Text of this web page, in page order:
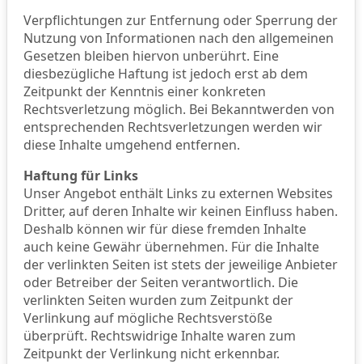
Verpflichtungen zur Entfernung oder Sperrung der
Nutzung von Informationen nach den allgemeinen
Gesetzen bleiben hiervon unberührt. Eine
diesbezügliche Haftung ist jedoch erst ab dem
Zeitpunkt der Kenntnis einer konkreten
Rechtsverletzung möglich. Bei Bekanntwerden von
entsprechenden Rechtsverletzungen werden wir
diese Inhalte umgehend entfernen.
Haftung für Links
Unser Angebot enthält Links zu externen Websites
Dritter, auf deren Inhalte wir keinen Einfluss haben.
Deshalb können wir für diese fremden Inhalte
auch keine Gewähr übernehmen. Für die Inhalte
der verlinkten Seiten ist stets der jeweilige Anbieter
oder Betreiber der Seiten verantwortlich. Die
verlinkten Seiten wurden zum Zeitpunkt der
Verlinkung auf mögliche Rechtsverstöße
überprüft. Rechtswidrige Inhalte waren zum
Zeitpunkt der Verlinkung nicht erkennbar.